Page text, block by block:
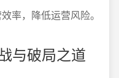
率，降低运营风险。
与破局之道